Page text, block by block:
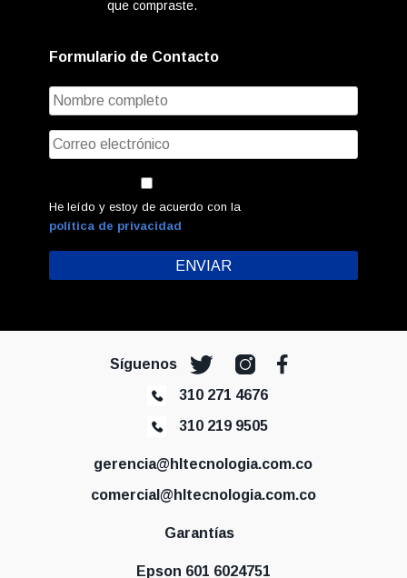
que compraste.
Formulario de Contacto
He leído y estoy de acuerdo con la
política de privacidad
Síguenos
310 271 4676
310 219 9505
gerencia@hltecnologia.com.co
comercial@hltecnologia.com.co
Garantías
Epson 601 6024751